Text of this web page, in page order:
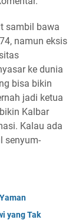
sambil bawa
namun eksis
ke dunia
bisa bikin
jadi ketua
Kalbar
Kalau ada
senyum-
yang Tak